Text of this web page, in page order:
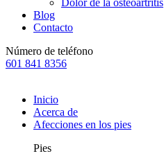
Dolor de la osteoartritis
Blog
Contacto
Número de teléfono
601 841 8356
Inicio
Acerca de
Afecciones en los pies
Pies